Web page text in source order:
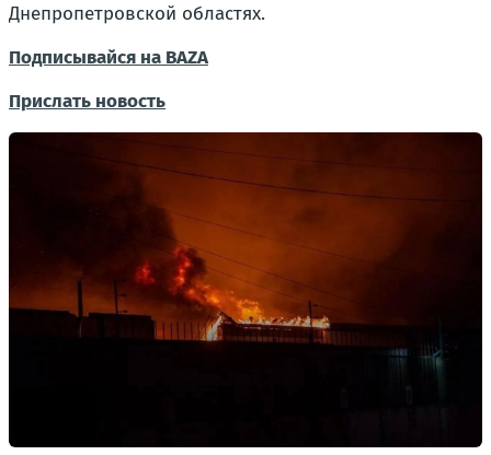
Днепропетровской областях.
Подписывайся на BAZA
Прислать новость